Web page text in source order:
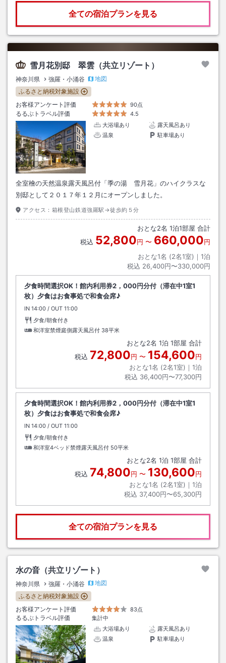
全ての宿泊プランを見る
雪月花別邸 翠雲（共立リゾート）
神奈川県 強羅・小涌谷
地図
ふるさと納税対象施設
お客様アンケート評価
90点
るるぶトラベル評価
4.5
大浴場あり
露天風呂あり
温泉
駐車場あり
全室檜の天然温泉露天風呂付「季の湯 雪月花」のハイクラスな
別邸として２０１７年１２月にオープンしました。
アクセス： 箱根登山鉄道強羅駅→徒歩約５分
おとな2名 1泊1部屋 合計
税込 52,800円 〜 660,000円
おとな1名 (2名1室)｜ 1泊
税込 26,400円〜330,000円
夕食時間選択OK！館内利用券2，000円分付（滞在中1室1
枚）夕食はお食事処で和食会席♪
IN チェックイン
14:00 / OUT チェックアウト
11:00
夕食/朝食付き
和洋室禁煙庭側露天風呂付 38平米
おとな2名 1泊 1部屋 合計
税込 72,800円 〜 154,600円
おとな1名 (2名1室)｜ 1泊
税込 36,400円〜77,300円
夕食時間選択OK！館内利用券2，000円分付（滞在中1室1
枚）夕食はお食事処で和食会席♪
IN チェックイン
14:00 / OUT チェックアウト
11:00
夕食/朝食付き
和洋室4ベッド禁煙露天風呂付 50平米
おとな2名 1泊 1部屋 合計
税込 74,800円 〜 130,600円
おとな1名 (2名1室)｜ 1泊
税込 37,400円〜65,300円
全ての宿泊プランを見る
水の音（共立リゾート）
神奈川県 強羅・小涌谷
地図
ふるさと納税対象施設
お客様アンケート評価
83点
るるぶトラベル評価
集計中
大浴場あり
露天風呂あり
温泉
駐車場あり